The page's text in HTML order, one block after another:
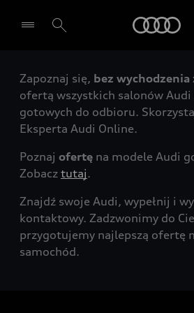
Wybierz Twojego Partnera
Zapoznaj się, bez wychodzenia
ofertą wszystkich salonów
gotowych do odbioru.
Eksperta Audi Online.
Poznaj ofertę na modele Audi
Zobacz tutaj.
Znajdź swoje Audi, wypełnij i
kontaktowy. Zadzwonimy do
przygotujemy najlepszą ofertę
samochód.